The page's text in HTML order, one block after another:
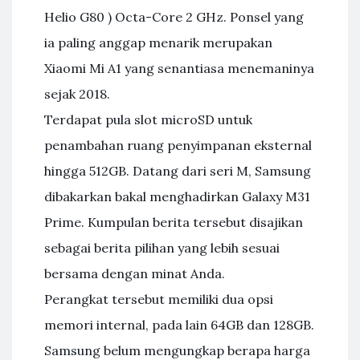
Helio G80 ) Octa-Core 2 GHz. Ponsel yang
ia paling anggap menarik merupakan
Xiaomi Mi A1 yang senantiasa menemaninya
sejak 2018.
Terdapat pula slot microSD untuk
penambahan ruang penyimpanan eksternal
hingga 512GB. Datang dari seri M, Samsung
dibakarkan bakal menghadirkan Galaxy M31
Prime. Kumpulan berita tersebut disajikan
sebagai berita pilihan yang lebih sesuai
bersama dengan minat Anda.
Perangkat tersebut memiliki dua opsi
memori internal, pada lain 64GB dan 128GB.
Samsung belum mengungkap berapa harga